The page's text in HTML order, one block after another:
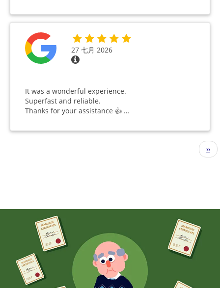
27 七月 2026
It was a wonderful experience.
Superfast and reliable.
Thanks for your assistance 👍 …
下
一
››